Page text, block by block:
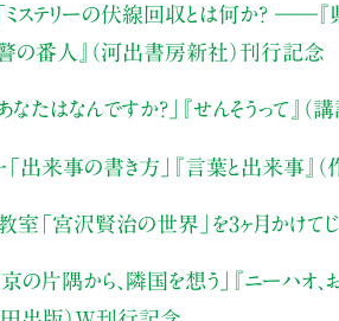
「ミステリーの伏線回収とは何か？ ――
警の番人』（河出書房新社）刊行記念
あなたはなんですか？」 『せんそうって』
「出来事の書き方」 『言葉と出来事』
室 「宮沢賢治の世界」を3ヶ月かけてじ
京の片隅から、隣国を想う」
『ニーハオ、